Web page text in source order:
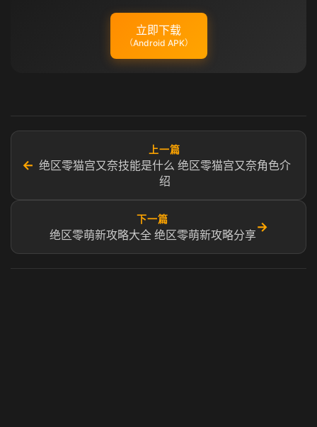
立即下载
（Android APK）
←
上一篇
绝区零猫宫又奈技能是什么 绝区零猫宫又奈角色介
绍
下一篇
绝区零萌新攻略大全 绝区零萌新攻略分享
→